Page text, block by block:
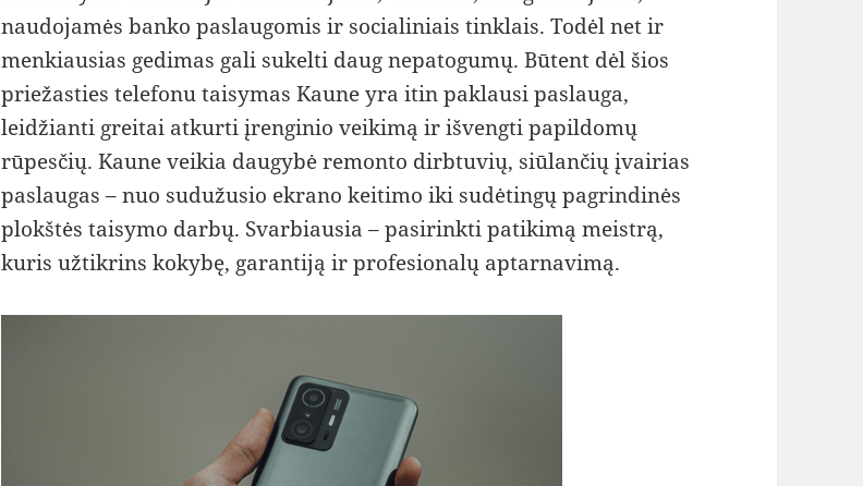
naudojamės banko paslaugomis ir socialiniais tinklais. Todėl net ir
menkiausias gedimas gali sukelti daug nepatogumų. Būtent dėl šios
priežasties telefonu taisymas Kaune yra itin paklausi paslauga,
leidžianti greitai atkurti įrenginio veikimą ir išvengti papildomų
rūpesčių. Kaune veikia daugybė remonto dirbtuvių, siūlančių įvairias
paslaugas – nuo sudužusio ekrano keitimo iki sudėtingų pagrindinės
plokštės taisymo darbų. Svarbiausia – pasirinkti patikimą meistrą,
kuris užtikrins kokybę, garantiją ir profesionalų aptarnavimą.